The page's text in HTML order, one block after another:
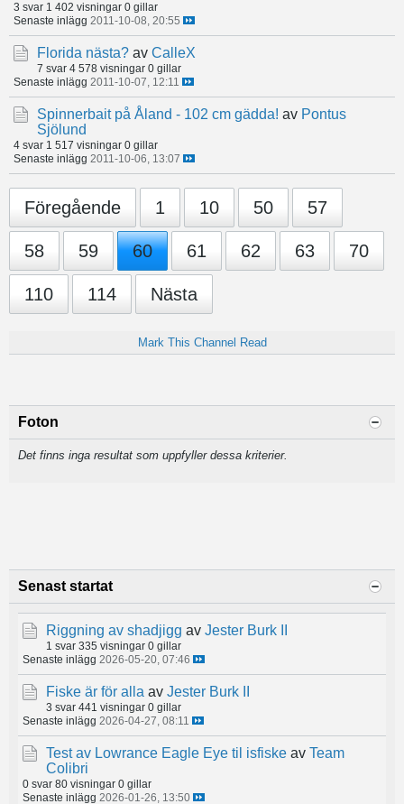
3 svar 1 402 visningar 0 gillar
Senaste inlägg 2011-10-08, 20:55
Florida nästa? av CalleX
7 svar 4 578 visningar 0 gillar
Senaste inlägg 2011-10-07, 12:11
Spinnerbait på Åland - 102 cm gädda! av Pontus
Sjölund
4 svar 1 517 visningar 0 gillar
Senaste inlägg 2011-10-06, 13:07
Föregående 1 10 50 57
58 59 60 61 62 63 70
110 114 Nästa
Mark This Channel Read
Foton
Det finns inga resultat som uppfyller dessa kriterier.
Senast startat
Riggning av shadjigg av Jester Burk II
1 svar 335 visningar 0 gillar
Senaste inlägg 2026-05-20, 07:46
Fiske är för alla av Jester Burk II
3 svar 441 visningar 0 gillar
Senaste inlägg 2026-04-27, 08:11
Test av Lowrance Eagle Eye til isfiske av Team
Colibri
0 svar 80 visningar 0 gillar
Senaste inlägg 2026-01-26, 13:50